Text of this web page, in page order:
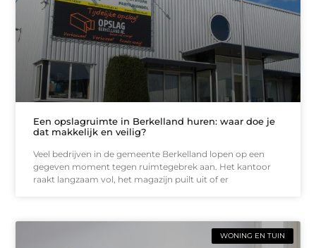
Een opslagruimte in Berkelland huren: waar doe je
dat makkelijk en veilig?
Veel bedrijven in de gemeente Berkelland lopen op een
gegeven moment tegen ruimtegebrek aan. Het kantoor
raakt langzaam vol, het magazijn puilt uit of er
WONING EN TUIN